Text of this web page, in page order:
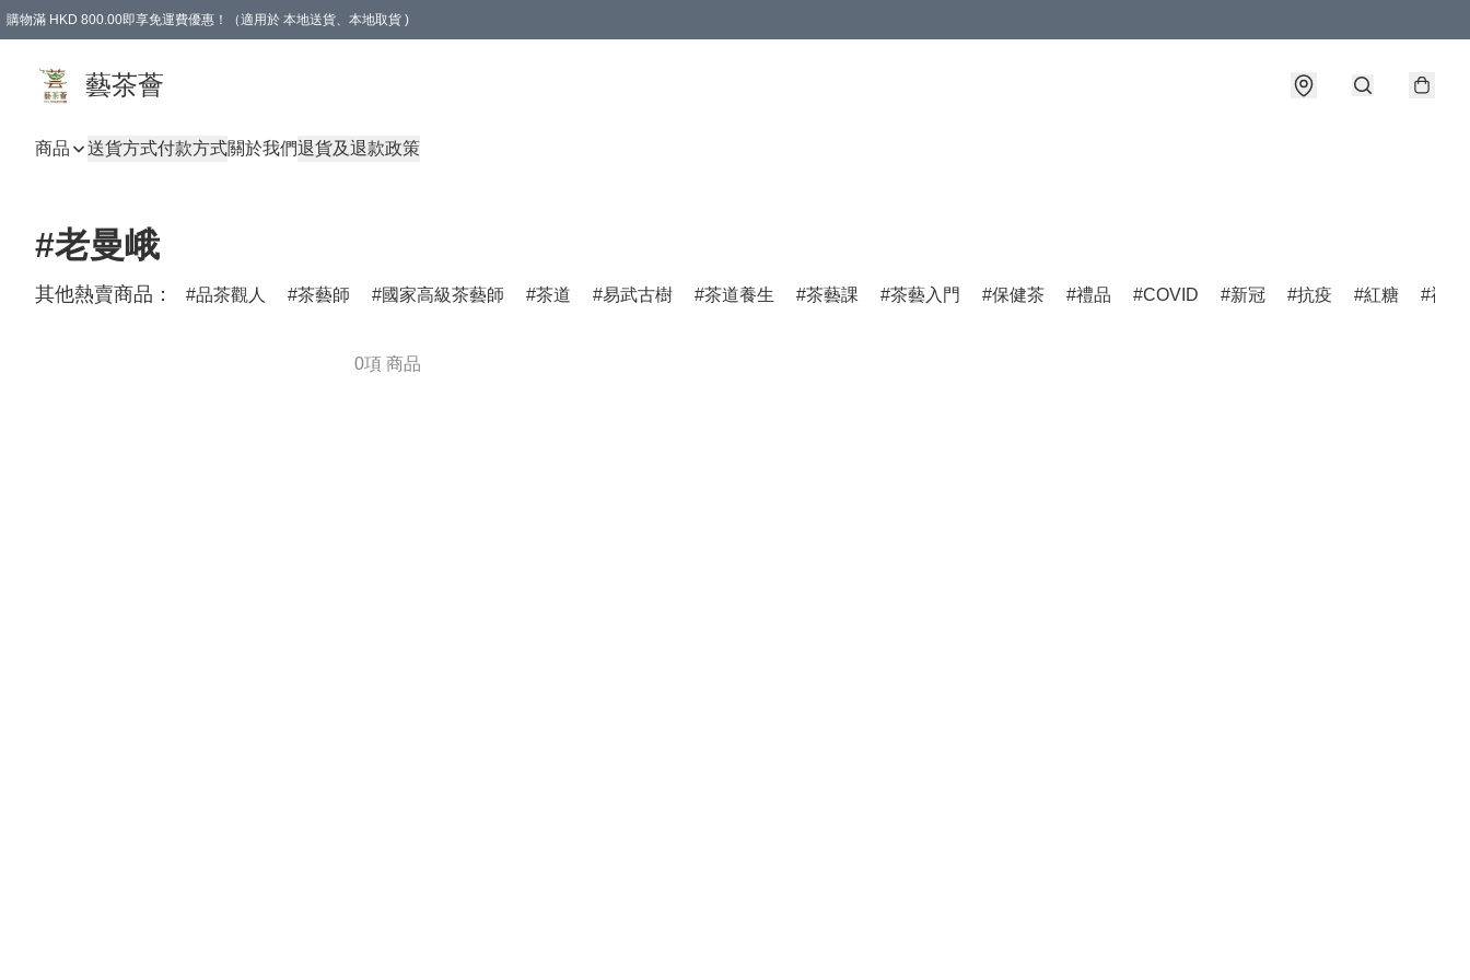
購物滿 HKD 800.00即享免運費優惠！（適用於 本地送貨、本地取貨 )
藝茶薈
商品 送貨方式付款方式關於我們退貨及退款政策
#老曼峨
其他熱賣商品： 品茶觀人 茶藝師 國家高級茶藝師 茶道 易武古樹 茶道養生 茶藝課 茶藝入門 保健茶 禮品 COVID 新冠 抗疫 紅糖 福建
0項 商品